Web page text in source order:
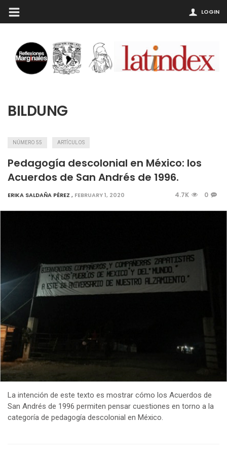
LOGIN
BILDUNG
NÚMERO 55 ARTÍCULOS
Pedagogía descolonial en México: los
Acuerdos de San Andrés de 1996.
ERIKA SALDAÑA PÉREZ , FEBRUARY 1, 2020 4.7K 0
La intención de este texto es mostrar cómo los Acuerdos de
San Andrés de 1996 permiten pensar cuestiones en torno a la
categoría de pedagogía descolonial en México.